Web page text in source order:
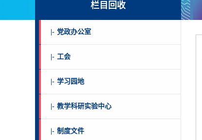
栏目回收
|- 党政办公室
|- 工会
|- 学习园地
|- 教学科研实验中心
|- 制度文件